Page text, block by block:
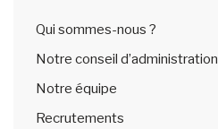
Qui sommes-nous ?
Notre conseil d’administration
Notre équipe
Recrutements